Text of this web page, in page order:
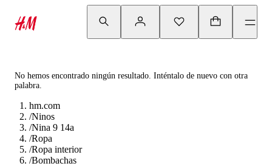
No hemos encontrado ningún resultado. Inténtalo de nuevo con otra
palabra.
hm.com
/Ninos
/Nina 9 14a
/Ropa
/Ropa interior
/Bombachas